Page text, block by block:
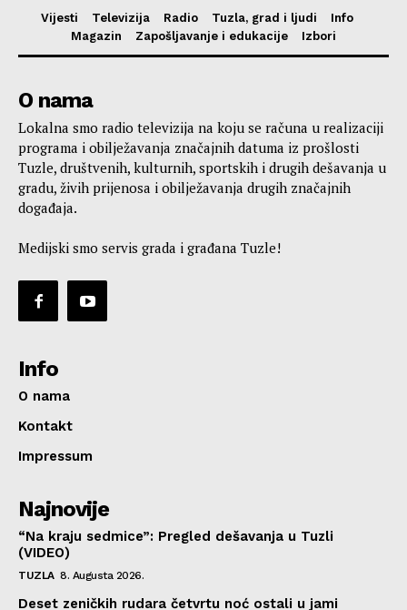
Vijesti Televizija Radio Tuzla, grad i ljudi
Info
Magazin
Zapošljavanje i edukacije Izbori
O nama
Lokalna smo radio televizija na koju se računa u realizaciji
programa i obilježavanja značajnih datuma iz prošlosti
Tuzle, društvenih, kulturnih, sportskih i drugih dešavanja u
gradu, živih prijenosa i obilježavanja drugih značajnih
događaja.
Medijski smo servis grada i građana Tuzle!
Info
O nama
Kontakt
Impressum
Najnovije
“Na kraju sedmice”: Pregled dešavanja u Tuzli
(VIDEO)
TUZLA 8. Augusta 2026.
Deset zeničkih rudara četvrtu noć ostali u jami